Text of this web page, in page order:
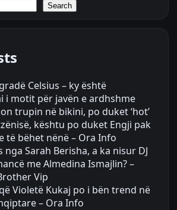
Search
Celsius – ky është
i motit për javën e ardhshme
trupin në bikini, po duket ‘hot’
kështu po duket Engji pak
të bëhet nënë – Ora Info
nga Sarah Berisha, a ka nisur DJ
me Almedina Ismajlin? –
Vip
Violetë Kukaj po i bën trend në
– Ora Info